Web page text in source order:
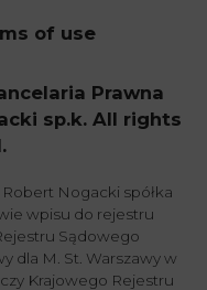
of use
Prawna
sp.k. All rights
Nogacki spółka
wpisu do rejestru
Sądowego
dla M. St. Warszawy w
Krajowego Rejestru